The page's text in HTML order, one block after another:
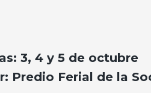
3, 4 y 5 de octubre
Predio Ferial de la